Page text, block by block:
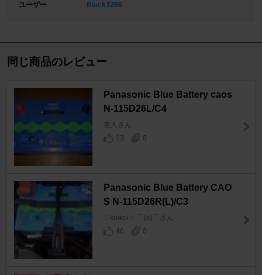
ユーザー
Black3286
同じ商品のレビュー
Panasonic Blue Battery caos
N-115D26L/C4
圭人さん
13
0
Panasonic Blue Battery CAO
S N-115D26R(L)/C3
☆koikoi☆ ⌒(ё)⌒さん
46
0